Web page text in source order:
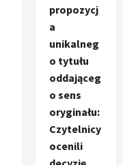
propozycj
a
unikalneg
o tytułu
oddająceg
o sens
oryginału:
Czytelnicy
ocenili